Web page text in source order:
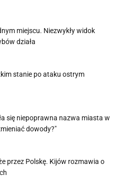
miejscu. Niezwykły widok
działa
stanie po ataku ostrym
się niepoprawna nazwa miasta w
dowody?"
przez Polskę. Kijów rozmawia o